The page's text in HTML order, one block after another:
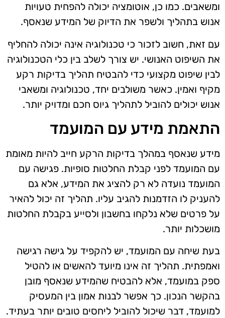
ומשאבים. כמו כן, אוטומציה יכולה להפחית טעויות
אנוש בתהליך ולשפר את הדיוק של המידע שנאסף.
עם זאת, חשוב לזכור כי טכנולוגיה אינה יכולה להחליף
את השיפוט האנושי. יש צורך לשלב בין כלי הטכנולוגיה
לבין שיפוט מקצועי כדי להבטיח תהליך בדיקות רקע
מקיף ואמין. כאשר משולבים יחד, טכנולוגיה ומשאבי
אנוש יכולים להוביל לתהליך גיוס חכם ומדויק יותר.
התאמת מידע עם המועמד
מידע שנאסף במהלך בדיקות הרקע חייב להיות מאומת
עם המועמד לפני קבלת החלטות סופיות. פגישה עם
המועמד נועדה לא רק להציג את המידע, אלא גם
להעניק לו הזדמנות להגיב עליו. תהליך זה יכול להאיר
על פרטים שלא נלקחו בחשבון ולסייע בקבלת החלטות
מושכלות יותר.
בעת שיחה עם המועמד, יש להקפיד על גישה רגישה
ואמפתית. תהליך זה אינו מיועד להאשים או להטיל
ספק במועמד, אלא להבטיח שהמידע שנאסף מובן
בהקשר הנכון. כך אפשר לבנות אמון בין המעסיק
למועמד, דבר שיכול להוביל ליחסים טובים יותר בעתיד.